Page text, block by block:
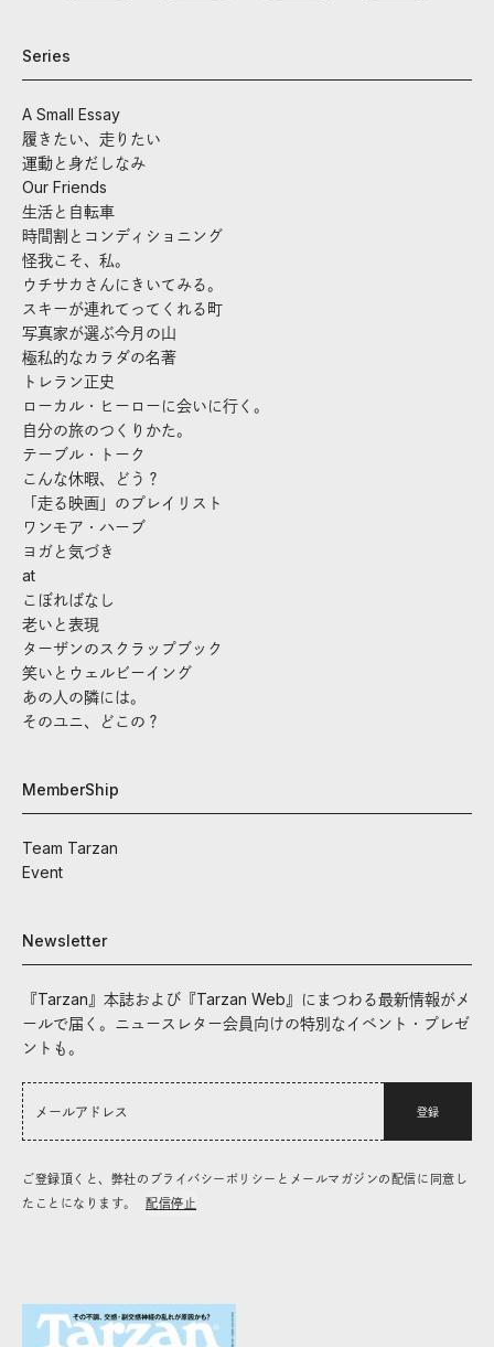
Series
A Small Essay
履きたい、走りたい
運動と身だしなみ
Our Friends
生活と自転車
時間割とコンディショニング
怪我こそ、私。
ウチサカさんにきいてみる。
スキーが連れてってくれる町
写真家が選ぶ今月の山
極私的なカラダの名著
トレラン正史
ローカル・ヒーローに会いに行く。
自分の旅のつくりかた。
テーブル・トーク
こんな休暇、どう？
「走る映画」のプレイリスト
ワンモア・ハーブ
ヨガと気づき
at
こぼればなし
老いと表現
ターザンのスクラップブック
笑いとウェルビーイング
あの人の隣には。
そのユニ、どこの？
MemberShip
Team Tarzan
Event
Newsletter
『Tarzan』本誌および『Tarzan Web』にまつわる最新情報がメ
ールで届く。ニュースレター会員向けの特別なイベント・プレゼ
ントも。
登録
ご登録頂くと、弊社のプライバシーポリシーとメールマガジンの配信に同意し
たことになります。
配信停止